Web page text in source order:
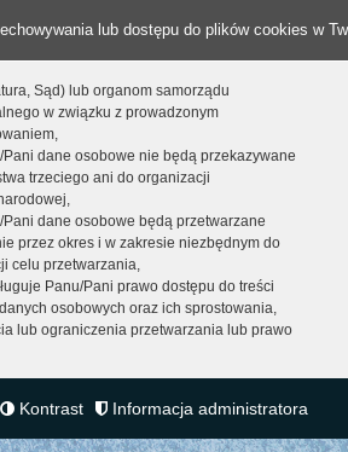
lub dostępu do plików cookies w
Sąd) lub organom samorządu
w związku z prowadzonym
Pani dane osobowe nie będą przekazywane
trzeciego ani do organizacji
Pani dane osobowe będą przetwarzane
przez okres i w zakresie niezbędnym do
celu przetwarzania,
Panu/Pani prawo dostępu do treści
osobowych oraz ich sprostowania,
lub ograniczenia przetwarzania lub prawo
Kontrast Informacja administratora